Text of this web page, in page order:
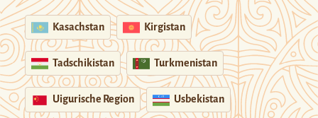
Kasachstan Kirgistan
Tadschikistan Turkmenistan
Uigurische Region Usbekistan